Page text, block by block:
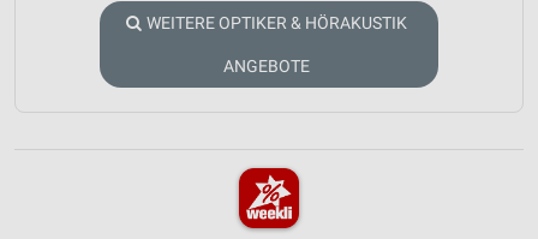
WEITERE OPTIKER & HÖRAKUSTIK
ANGEBOTE